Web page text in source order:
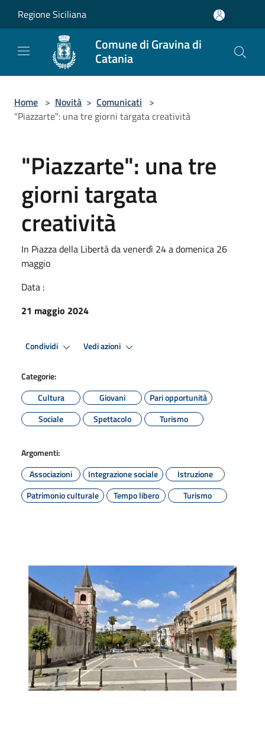
Regione Siciliana
Comune di Gravina di
Catania
Home > Novità > Comunicati >
"Piazzarte": una tre giorni targata creatività
"Piazzarte": una tre
giorni targata
creatività
In Piazza della Libertà da venerdì 24 a domenica 26
maggio
Data :
21 maggio 2024
Condividi Vedi azioni
Categorie:
Cultura
Giovani
Pari opportunità
Sociale
Spettacolo Turismo
Argomenti:
Associazioni
Integrazione sociale
Istruzione
Patrimonio culturale
Tempo libero Turismo